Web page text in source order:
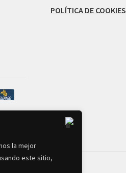
la mejor
este sitio,
POLÍTICA DE COOKIES